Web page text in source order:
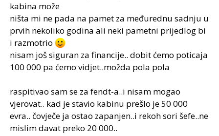
kabina može
ništa mi ne pada na pamet za međurednu sadnju u
prvih nekoliko godina ali neki pametni prijedlog bi
i razmotrio
nisam još siguran za financije.. dobit ćemo poticaja
100 000 pa ćemo vidjet..možda pola pola
raspitivao sam se za fendt-a..i nisam mogao
vjerovat.. kad je stavio kabinu prešlo je 50 000
evra.. čovječe ja ostao zapanjen..i rekoh sori šefe..ne
mislim davat preko 20 000..